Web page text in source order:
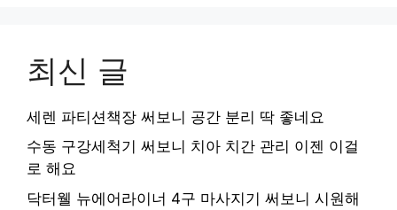
최신 글
세렌 파티션책장 써보니 공간 분리 딱 좋네요
수동 구강세척기 써보니 치아 치간 관리 이젠 이걸
로 해요
닥터웰 뉴에어라이너 4구 마사지기 써보니 시원해